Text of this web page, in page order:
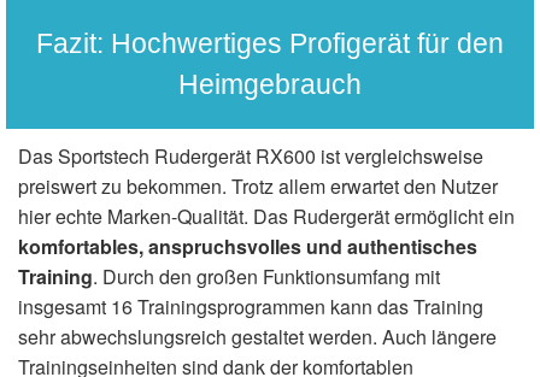
Fazit: Hochwertiges Profigerät für den
Heimgebrauch
Das Sportstech Rudergerät RX600 ist vergleichsweise
preiswert zu bekommen. Trotz allem erwartet den Nutzer
hier echte Marken-Qualität. Das Rudergerät ermöglicht ein
komfortables, anspruchsvolles und authentisches
Training. Durch den großen Funktionsumfang mit
insgesamt 16 Trainingsprogrammen kann das Training
sehr abwechslungsreich gestaltet werden. Auch längere
Trainingseinheiten sind dank der komfortablen